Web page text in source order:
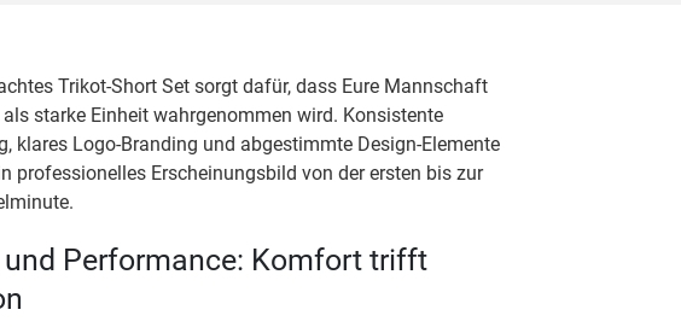
Trikot-Short Set sorgt dafür, dass Eure Mannschaft
starke Einheit wahrgenommen wird. Konsistente
klares Logo-Branding und abgestimmte Design-Elemente
professionelles Erscheinungsbild von der ersten bis zur
und Performance: Komfort trifft